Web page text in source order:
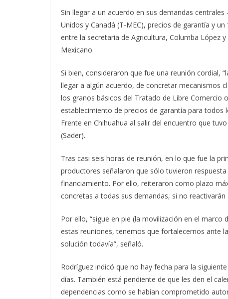
Sin llegar a un acuerdo en sus demandas
Unidos y Canadá (T-MEC), precios de garantía y
entre la secretaria de Agricultura, Columba López
Mexicano.
Si bien, consideraron que fue una reunión cordial,
llegar a algún acuerdo, de concretar mecanismos
los granos básicos del Tratado de Libre Comercio
establecimiento de precios de garantía para todos
Frente en Chihuahua al salir del encuentro que
(Sader).
Tras casi seis horas de reunión, en lo que fue la
productores señalaron que sólo tuvieron
financiamiento. Por ello, reiteraron como plazo
concretas a todas sus demandas, si no reactivarán
Por ello, “sigue en pie (la movilización en el
estas reuniones, tenemos que fortalecernos ante
solución todavía”, señaló.
Rodríguez indicó que no hay fecha para la
días. También está pendiente de que les den el
dependencias como se habían comprometido